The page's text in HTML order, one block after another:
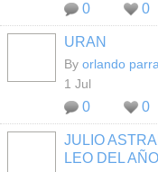
0 0
URAN
By orlando parra
1 Jul
0 0
JULIO
LEO DEL